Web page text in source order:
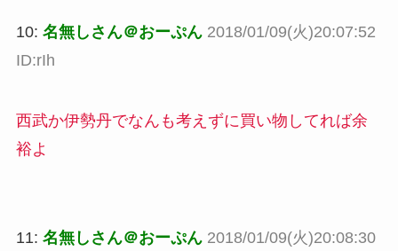
10: 名無しさん＠おーぷん 2018/01/09(火)20:07:52
ID:rIh
西武か伊勢丹でなんも考えずに買い物してれば余
裕よ
11: 名無しさん＠おーぷん 2018/01/09(火)20:08:30